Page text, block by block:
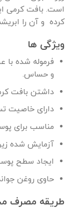
است. بافت کرمی
کرده و آن را
ویژگی ها
فرموله شده
و حساس.
داشتن بافت
دارای خاصیت
مناسب برای
آزمایش شده
ایجاد سطح
حاوی روغن
طریقه مصرف